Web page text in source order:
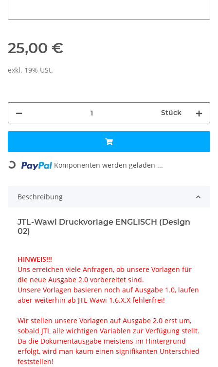
25,00 €
exkl. 19% USt.
Stück
Loading... Komponenten werden geladen ...
Beschreibung
JTL-Wawi Druckvorlage ENGLISCH (Design
02)
HINWEIS!!!
Uns erreichen viele Anfragen, ob unsere Vorlagen für
die neue Ausgabe 2.0 vorbereitet sind.
Unsere Vorlagen basieren noch auf Ausgabe 1.0, laufen
aber weiterhin ab JTL-Wawi 1.6.X.X fehlerfrei!
Wir stellen unsere Vorlagen auf Ausgabe 2.0 erst um,
sobald JTL alle wichtigen Variablen zur Verfügung stellt.
Da die Dokumentausgabe meistens im Hintergrund
erfolgt, wird man kaum einen signifikanten Unterschied
feststellen!